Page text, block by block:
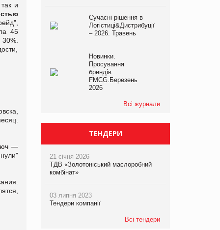
и
45
—
Сучасні рішення в
Логістиці&Дистрибуції
– 2026. Травень
Новинки.
Просування
брендів
FMCG.Березень
2026
Всі журнали
ТЕНДЕРИ
21 січня 2026
ТДВ «Золотоніський маслоробний
комбінат»
03 липня 2023
Тендери компанії
Всі тендери